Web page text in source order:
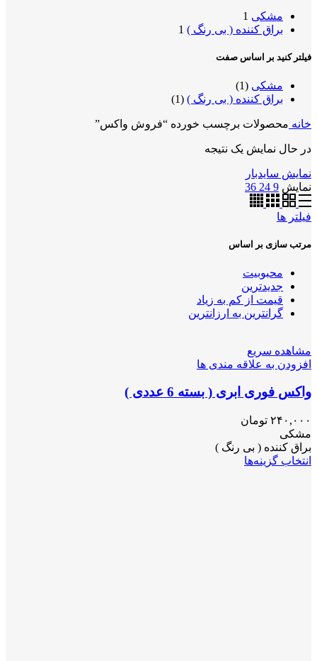
مشکی 1
براق کننده ( بی رنگ ) 1
فیلتر کنید بر اساس صفت
مشکی (1)
براق کننده ( بی رنگ ) (1)
خانه محصولات برچسب خورده “فروش واکس”
در حال نمایش یک نتیجه
نمایش سایدبار
نمایش 9
24
36
فیلتر ها
مرتب سازی بر اساس
محبوبیت
جدیدترین
قیمت از کم به زیاد
گرانترین به ارزانترین
مشاهده سریع
افزودن به علاقه مندی ها
واکس فوری ابری ( بسته 6 عددی )
۲۴۰,۰۰۰ تومان
مشکی
براق کننده ( بی رنگ )
انتخاب گزینه‌ها